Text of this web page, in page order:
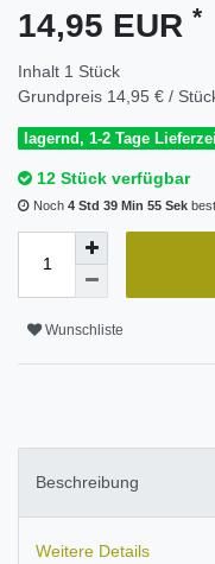
14,95 EUR *
Inhalt 1 Stück
Grundpreis 14,95 € /
lagernd, 1-2 Tage
12 Stück verfügbar
Noch 4 Std 39 Min 54 Sek
Wunschliste
Beschreibung
Weitere Details